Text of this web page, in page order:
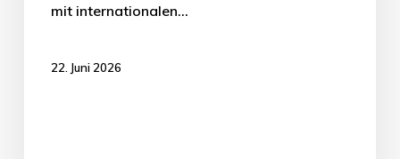
mit internationalen…
22. Juni 2026